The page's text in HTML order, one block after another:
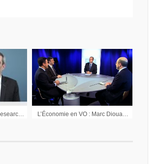
Cédric Laverie Head of Research France ISS : « Aux USA quasiment n’importe qui peut déposer une résolution »